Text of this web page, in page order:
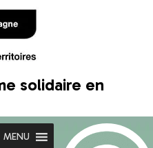
solidaire en
MENU